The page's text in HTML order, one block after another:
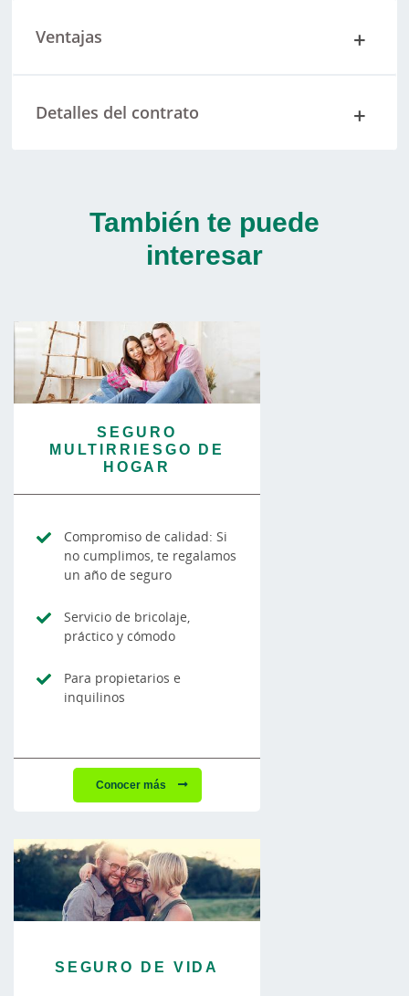
Ventajas
Detalles del contrato
También te puede
interesar
SEGURO
MULTIRRIESGO DE
HOGAR
Compromiso de calidad: Si
no cumplimos, te regalamos
un año de seguro
Servicio de bricolaje,
práctico y cómodo
Para propietarios e
inquilinos
Conocer más
SEGURO DE VIDA